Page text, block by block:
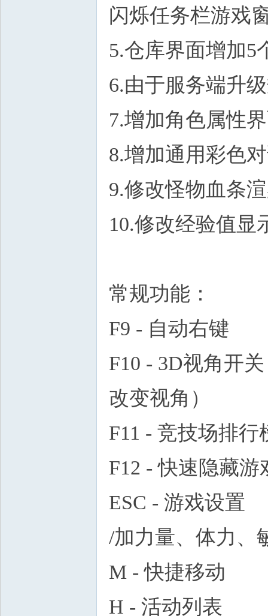
闪烁任务栏游戏
5.仓库界面增加5
6.由于服务端升
7.增加角色属性
8.增加通用彩色
9.修改怪物血条
10.修改经验值显
常规功能：
F9 - 自动右键
F10 - 3D视角开
改变视角）
F11 - 竞技场排行
F12 - 快速隐藏
ESC - 游戏设置
/加力量、体力、
M - 快捷移动
H - 活动列表